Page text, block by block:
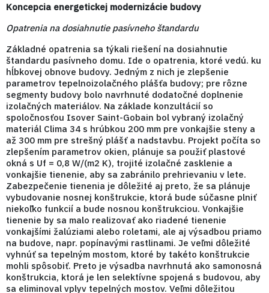
Koncepcia energetickej modernizácie budovy
Opatrenia na dosiahnutie pasívneho štandardu
Základné opatrenia sa týkali riešení na dosiahnutie
štandardu pasívneho domu. Ide o opatrenia, ktoré vedú. ku
hĺbkovej obnove budovy. Jedným z nich je zlepšenie
parametrov tepelnoizolačného plášťa budovy; pre rôzne
segmenty budovy bolo navrhnuté dodatočné doplnenie
izolačných materiálov. Na základe konzultácií so
spoločnosťou Isover Saint-Gobain bol vybraný izolačný
materiál Clima 34 s hrúbkou 200 mm pre vonkajšie steny a
až 300 mm pre strešný plášť a nadstavbu. Projekt počíta so
zlepšením parametrov okien, plánuje sa použiť plastové
okná s Uf = 0,8 W/(m2 K), trojité izolačné zasklenie a
vonkajšie tienenie, aby sa zabránilo prehrievaniu v lete.
Zabezpečenie tienenia je dôležité aj preto, že sa plánuje
vybudovanie nosnej konštrukcie, ktorá bude súčasne plniť
niekoľko funkcií a bude nosnou konštrukciou. Vonkajšie
tienenie by sa malo realizovať ako riadené tienenie
vonkajšími žalúziami alebo roletami, ale aj výsadbou priamo
na budove, napr. popínavými rastlinami. Je veľmi dôležité
vyhnúť sa tepelným mostom, ktoré by takéto konštrukcie
mohli spôsobiť. Preto je výsadba navrhnutá ako samonosná
konštrukcia, ktorá je len selektívne spojená s budovou, aby
sa eliminoval vplyv tepelných mostov. Veľmi dôležitou